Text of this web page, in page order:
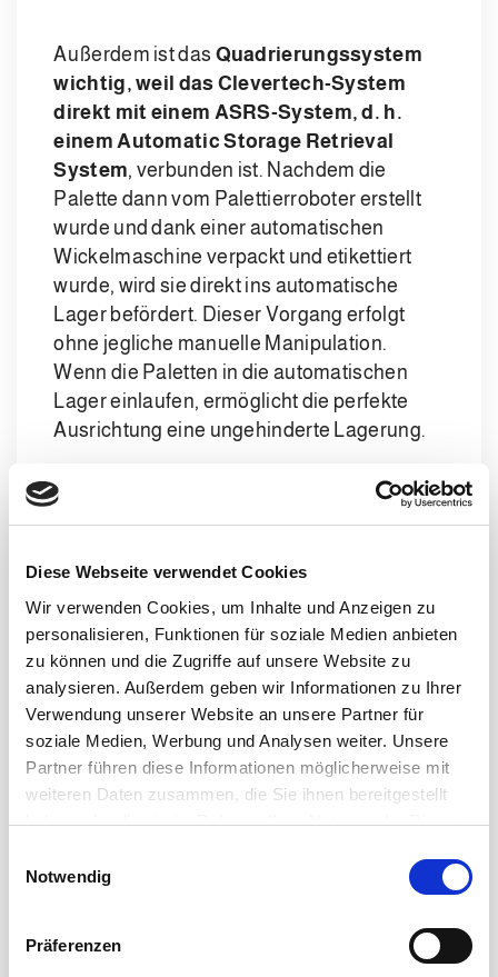
Diese Webseite verwendet Cookies
Wir verwenden Cookies, um Inhalte und Anzeigen zu
personalisieren, Funktionen für soziale Medien anbieten
zu können und die Zugriffe auf unsere Website zu
analysieren. Außerdem geben wir Informationen zu Ihrer
Verwendung unserer Website an unsere Partner für
soziale Medien, Werbung und Analysen weiter. Unsere
Partner führen diese Informationen möglicherweise mit
weiteren Daten zusammen, die Sie ihnen bereitgestellt
haben oder die sie im Rahmen Ihrer Nutzung der Dienste
Notwendig
Präferenzen
Außerdem ist das Quadrierungssystem
wichtig, weil das Clevertech-System
direkt mit einem ASRS-System, d. h.
einem Automatic Storage Retrieval
System, verbunden ist. Nachdem die
Palette dann vom Palettierroboter erstellt
wurde und dank einer automatischen
Wickelmaschine verpackt und etikettiert
wurde, wird sie direkt ins automatische
Lager befördert. Dieser Vorgang erfolgt
ohne jegliche manuelle Manipulation.
Wenn die Paletten in die automatischen
Lager einlaufen, ermöglicht die perfekte
Ausrichtung eine ungehinderte Lagerung.
Der für die Anlage gewählte Zentralwickler
ist mit einem automatischen Rollenwechsel
ausgestattet. Es wendet auch dieSmart
Wrapping Technology an, die die richtige
Ecke der Palette gewährleistet. Diese
Eigenschaft ist von großer Bedeutung für
sehr leichte Produkte sowie für
dieVermeidung von
Materialverschwendung im Hinblick auf
Nachhaltigkeit und Materialeinsparung.
Vollständige
Automatisierung in
Linie